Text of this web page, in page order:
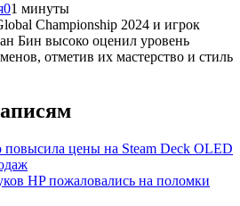
01 минуты
Championship 2024 и игрок
Бин высоко оценил уровень
отметив их мастерство и стиль
повысила цены на Steam Deck OLED
HP пожаловались на поломки